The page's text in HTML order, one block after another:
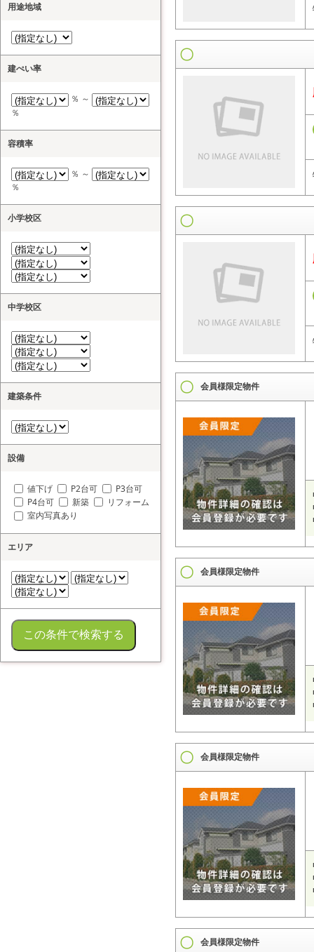
用途地域
建ぺい率
％ ～
％
容積率
％ ～
％
小学校区
中学校区
建築条件
設備
値下げ P2台可
P3台可
P4台可
新築
リフォーム
室内写真あり
エリア
会員様限定物件
会員様限定物件
会員様限定物件
会員様限定物件